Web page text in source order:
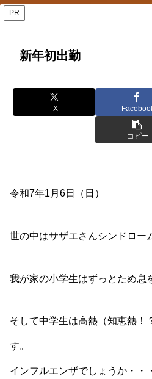
PR
新年初出勤
X
コピー
令和7年1月6日（日）
世の中はサザエさんシンドロー
我が家の小学生はずっとため息
そして中学生は高熱（知恵熱！
す。
インフルエンザでしょうか・・